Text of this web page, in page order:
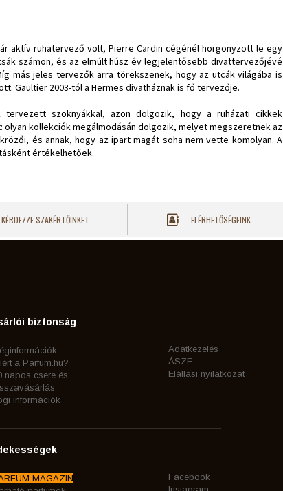
aktív ruhatervező volt, Pierre Cardin cégénél horgonyzott le egy
számon, és az elmúlt húsz év legjelentősebb divattervezőjévé
más jeles tervezők arra törekszenek, hogy az utcák világába is
Gaultier 2003-tól a Hermes divatháznak is fő tervezője.
szoknyákkal, azon dolgozik, hogy a ruházati cikkek
kollekciók megálmodásán dolgozik, melyet megszeretnek az
és annak, hogy az ipart magát soha nem vette komolyan. A
értékelhetőek.
KÉRDEZZE SZAKÉRTŐINKET ELÉRHETŐSÉGEINK
biztonság
a Parfum.hu?
napos csere és
információk
Adatkezelés
ÁSZF
Elállási nyilatkozat
MAGAZIN
Facebook